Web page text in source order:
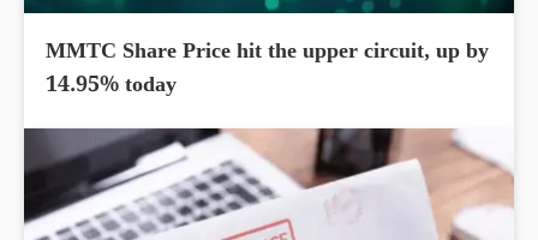
MMTC Share Price hit the upper circuit, up by
14.95% today